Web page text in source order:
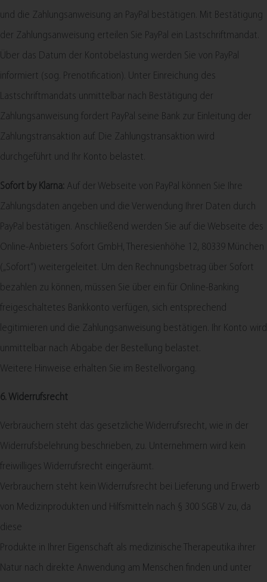
und die Zahlungsanweisung an PayPal bestätigen. Mit Bestätigung
der Zahlungsanweisung erteilen Sie PayPal ein Lastschriftmandat.
Über das Datum der Kontobelastung werden Sie von PayPal
informiert (sog. Prenotification). Unter Einreichung des
Lastschriftmandats unmittelbar nach Bestätigung der
Zahlungsanweisung fordert PayPal seine Bank zur Einleitung der
Zahlungstransaktion auf. Die Zahlungstransaktion wird
durchgeführt und Ihr Konto belastet.
Sofort by Klarna: Auf der Webseite von PayPal können Sie Ihre
Zahlungsdaten angeben und die Verwendung Ihrer Daten durch
PayPal bestätigen. Anschließend werden Sie auf die Webseite des
Online-Anbieters Sofort GmbH, Theresienhöhe 12, 80339 München
(„Sofort“) weitergeleitet. Um den Rechnungsbetrag über Sofort
bezahlen zu können, müssen Sie über ein für Online-Banking
freigeschaltetes Bankkonto verfügen, sich entsprechend
legitimieren und die Zahlungsanweisung bestätigen. Ihr Konto wird
unmittelbar nach Abgabe der Bestellung belastet.
Weitere Hinweise erhalten Sie im Bestellvorgang.
6. Widerrufsrecht
Verbrauchern steht das gesetzliche Widerrufsrecht, wie in der
Widerrufsbelehrung beschrieben, zu. Unternehmern wird kein
freiwilliges Widerrufsrecht eingeräumt.
Verbrauchern steht kein Widerrufsrecht bei Lieferung und Erwerb
von Medizinprodukten und Hilfsmitteln nach § 300 SGB V zu, da
diese
Produkte in Ihrer Eigenschaft als medizinische Therapeutika ihrer
Natur nach direkte Anwendung am Menschen finden und unter